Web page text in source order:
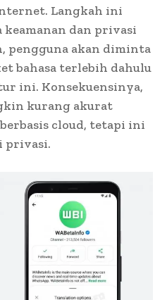
Langkah ini
dan privasi
pengguna akan diminta
bahasa terlebih dahulu
ini. Konsekuensinya,
kurang akurat
cloud, tetapi ini
privasi.